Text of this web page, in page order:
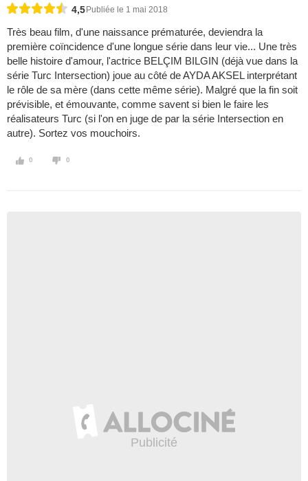
4,5 Publiée le 1 mai 2018
Très beau film, d'une naissance prématurée, deviendra la
première coïncidence d'une longue série dans leur vie... Une très
belle histoire d'amour, l'actrice BELÇIM BILGIN (déjà vue dans la
série Turc Intersection) joue au côté de AYDA AKSEL interprétant
le rôle de sa mère (dans cette même série). Malgré que la fin soit
prévisible, et émouvante, comme savent si bien le faire les
réalisateurs Turc (si l'on en juge de par la série Intersection en
autre). Sortez vos mouchoirs.
0 0